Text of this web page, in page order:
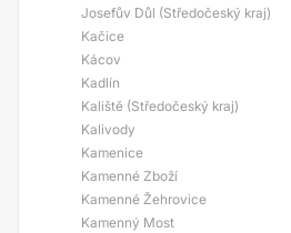
Josefův Důl (Středočeský kraj)
Kačice
Kácov
Kadlín
Kaliště (Středočeský kraj)
Kalivody
Kamenice
Kamenné Zboží
Kamenné Žehrovice
Kamenný Most